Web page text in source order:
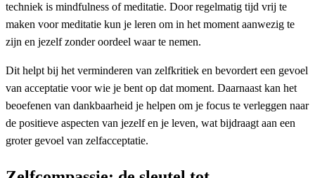
techniek is mindfulness of meditatie. Door regelmatig tijd vrij te
maken voor meditatie kun je leren om in het moment aanwezig te
zijn en jezelf zonder oordeel waar te nemen.
Dit helpt bij het verminderen van zelfkritiek en bevordert een gevoel
van acceptatie voor wie je bent op dat moment. Daarnaast kan het
beoefenen van dankbaarheid je helpen om je focus te verleggen naar
de positieve aspecten van jezelf en je leven, wat bijdraagt aan een
groter gevoel van zelfacceptatie.